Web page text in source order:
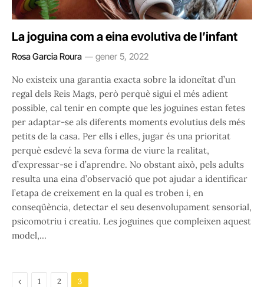
La joguina com a eina evolutiva de l’infant
Rosa Garcia Roura gener 5, 2022
No existeix una garantia exacta sobre la idoneïtat d’un
regal dels Reis Mags, però perquè sigui el més adient
possible, cal tenir en compte que les joguines estan fetes
per adaptar-se als diferents moments evolutius dels més
petits de la casa. Per ells i elles, jugar és una prioritat
perquè esdevé la seva forma de viure la realitat,
d’expressar-se i d’aprendre. No obstant això, pels adults
resulta una eina d’observació que pot ajudar a identificar
l’etapa de creixement en la qual es troben i, en
conseqüència, detectar el seu desenvolupament sensorial,
psicomotriu i creatiu. Les joguines que compleixen aquest
model,…
Previous
1 2 3